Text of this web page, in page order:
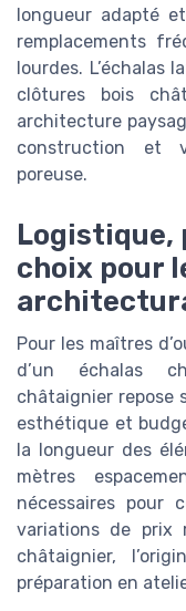
longueur adapté
remplacements
lourdes.
clôtures bois
architecture
construction et
poreuse.
Logistique,
choix pour
Pour les maîtres
d’un échalas
châtaignier repose
esthétique et
la longueur des
mètres
nécessaires pour
variations de prix
châtaignier,
préparation en